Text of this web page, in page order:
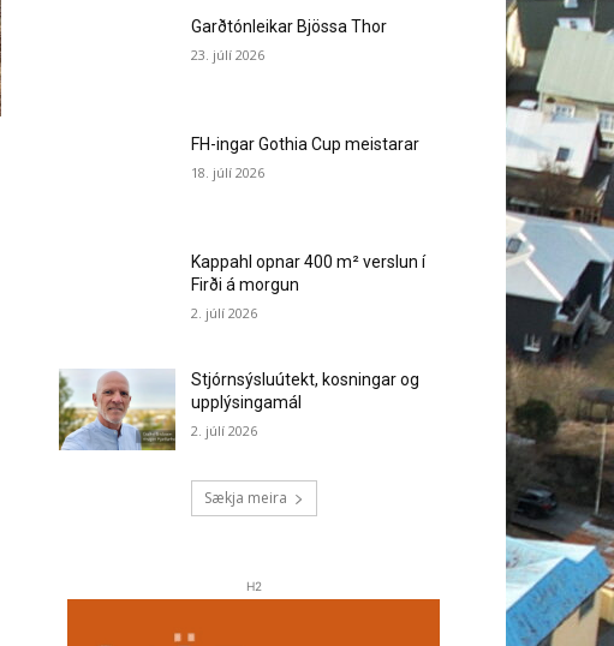
Garðtónleikar Bjössa Thor
23. júlí 2026
FH-ingar Gothia Cup meistarar
18. júlí 2026
Kappahl opnar 400 m² verslun í
Firði á morgun
2. júlí 2026
Stjórnsýsluútekt, kosningar og
upplýsingamál
2. júlí 2026
Sækja meira
H2